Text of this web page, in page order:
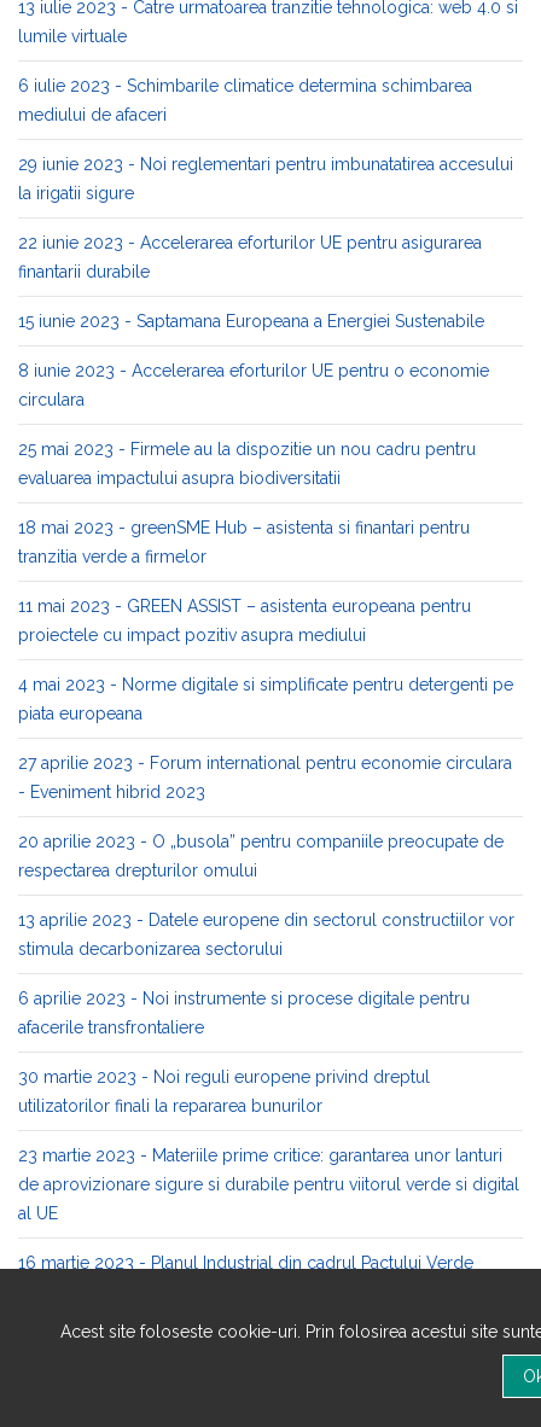
13 iulie 2023 - Catre urmatoarea tranzitie tehnologica: web 4.0 si
lumile virtuale
6 iulie 2023 - Schimbarile climatice determina schimbarea
mediului de afaceri
29 iunie 2023 - Noi reglementari pentru imbunatatirea accesului
la irigatii sigure
22 iunie 2023 - Accelerarea eforturilor UE pentru asigurarea
finantarii durabile
15 iunie 2023 - Saptamana Europeana a Energiei Sustenabile
8 iunie 2023 - Accelerarea eforturilor UE pentru o economie
circulara
25 mai 2023 - Firmele au la dispozitie un nou cadru pentru
evaluarea impactului asupra biodiversitatii
18 mai 2023 - greenSME Hub – asistenta si finantari pentru
tranzitia verde a firmelor
11 mai 2023 - GREEN ASSIST – asistenta europeana pentru
proiectele cu impact pozitiv asupra mediului
4 mai 2023 - Norme digitale si simplificate pentru detergenti pe
piata europeana
27 aprilie 2023 - Forum international pentru economie circulara
- Eveniment hibrid 2023
20 aprilie 2023 - O „busola” pentru companiile preocupate de
respectarea drepturilor omului
13 aprilie 2023 - Datele europene din sectorul constructiilor vor
stimula decarbonizarea sectorului
6 aprilie 2023 - Noi instrumente si procese digitale pentru
afacerile transfrontaliere
30 martie 2023 - Noi reguli europene privind dreptul
utilizatorilor finali la repararea bunurilor
23 martie 2023 - Materiile prime critice: garantarea unor lanturi
de aprovizionare sigure si durabile pentru viitorul verde si digital
al UE
16 martie 2023 - Planul Industrial din cadrul Pactului Verde
sprijinul biodiversitatii (8)
Acest site foloseste cookie-uri. Prin folosirea acestui site